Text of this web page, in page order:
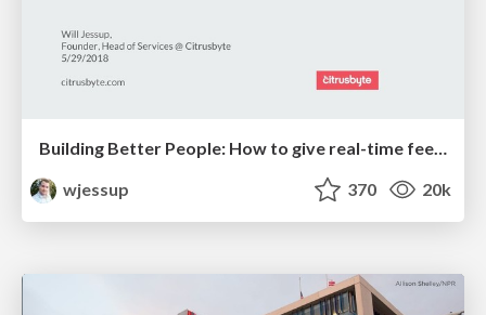
Building Better People: How to give real-time feedback that sticks.
wjessup
370 20k